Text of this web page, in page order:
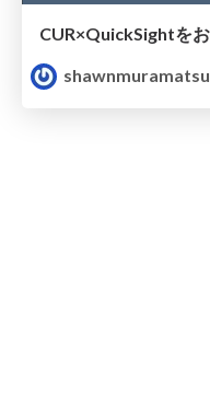
shawnmuramatsu